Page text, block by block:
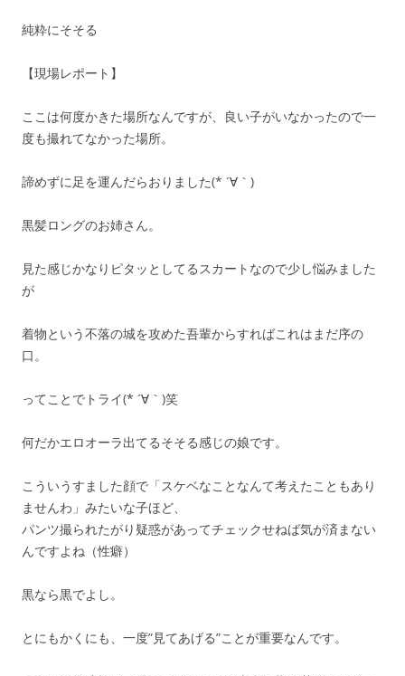
純粋にそそる
【現場レポート】
ここは何度かきた場所なんですが、良い子がいなかったので一
度も撮れてなかった場所。
諦めずに足を運んだらおりました(* ´∀｀)
黒髪ロングのお姉さん。
見た感じかなりピタッとしてるスカートなので少し悩みました
が
着物という不落の城を攻めた吾輩からすればこれはまだ序の
口。
ってことでトライ(* ´∀｀)笑
何だかエロオーラ出てるそそる感じの娘です。
こういうすました顔で「スケベなことなんて考えたこともあり
ませんわ」みたいな子ほど、
パンツ撮られたがり疑惑があってチェックせねば気が済まない
んですよね（性癖）
黒なら黒でよし。
とにもかくにも、一度”見てあげる”ことが重要なんです。